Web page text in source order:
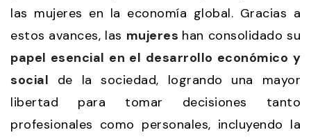
las mujeres en la economía global. Gracias a
estos avances, las mujeres han consolidado su
papel esencial en el desarrollo económico y
social de la sociedad, logrando una mayor
libertad para tomar decisiones tanto
profesionales como personales, incluyendo la